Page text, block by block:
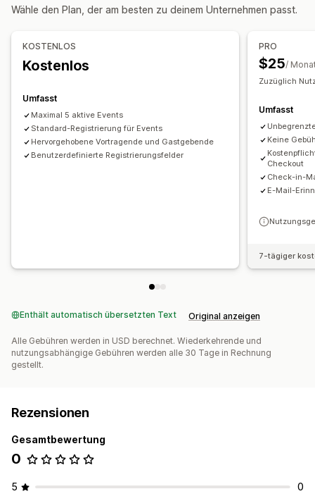
Benutzerdefiniertes CSS
Wähle den Plan, der am besten zu deinem Unternehmen passt.
KOSTENLOS
Kostenlos
Umfasst
Maximal 5 aktive Events
Standard-Registrierung für Events
Hervorgehobene Vortragende und Gastgebende
Benutzerdefinierte Registrierungsfelder
PRO
$25/
Zuzüglich
Umfasst
Keine
Checkout
Check-in-
E-Mail-
7-tägiger
Enthält automatisch übersetzten Text Original anzeigen
Alle Gebühren werden in USD berechnet. Wiederkehrende und
nutzungsabhängige Gebühren werden alle 30 Tage in Rechnung
gestellt.
Rezensionen
Gesamtbewertung
0
5
0